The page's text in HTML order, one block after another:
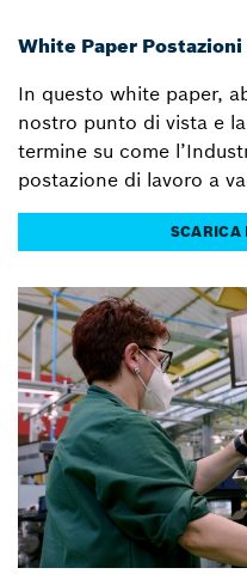
White Paper
In questo white paper,
nostro punto di vista e
termine su come
postazione di lavoro a
SCARICA